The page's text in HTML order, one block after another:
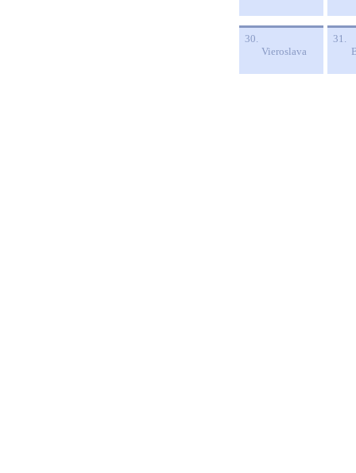
30.
Vieroslava
31.